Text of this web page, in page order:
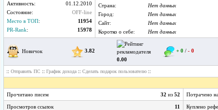
Активность:
01.12.2010
Состояние:
OFF-line
Место в ТОП:
11954
PR-Rank: 15978
Страна:
Нет данных
Город:
Нет данных
Сайт:
Нет данных
Коротко о себе:
Нет данных
Новичок
3.82
0.00
+ 0 / - 0
:: Отправить ПС :: График дохода :: Сделать подарок пользователю ::
Прочитано писем 32 из 52 Потрачено
Просмотров ссылок 11 Куплено